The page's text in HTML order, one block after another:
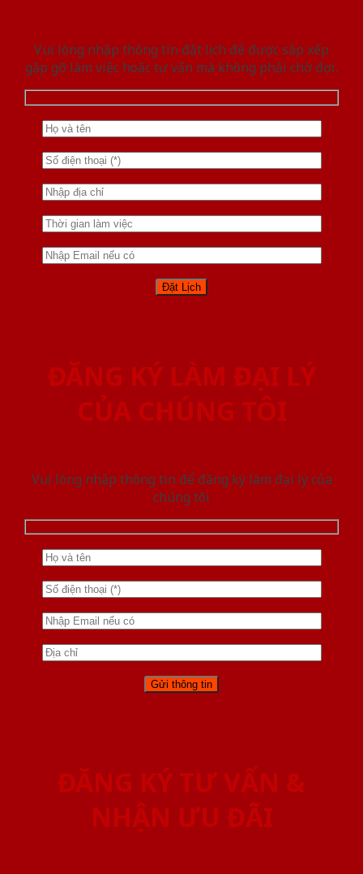
Vui lòng nhập thông tin đặt lịch để được sắp xếp
gặp gỡ làm việc hoăc tư vấn mà không phải chờ đợi.
ĐĂNG KÝ LÀM ĐẠI LÝ
CỦA CHÚNG TÔI
Vui lòng nhập thông tin để đăng ký làm đại lý của
chúng tôi
ĐĂNG KÝ TƯ VẤN &
NHẬN ƯU ĐÃI